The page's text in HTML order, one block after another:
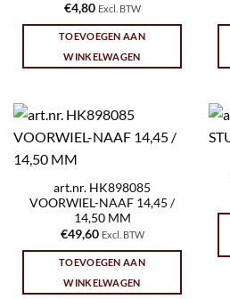
€4,80 Excl. BTW
TOEVOEGEN AAN
WINKELWAGEN
art.nr. HK898085
VOORWIEL-NAAF 14,45 /
14,50 MM
€49,60 Excl. BTW
TOEVOEGEN AAN
WINKELWAGEN